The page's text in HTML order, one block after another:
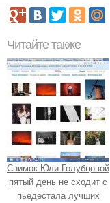
Читайте также
Снимок Юли Голубцовой
пятый день не сходит с
пьедестала лучших